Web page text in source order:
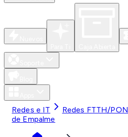
Redes e IT Redes FTTH/PON
de Empalme